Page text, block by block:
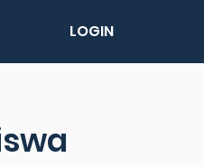
LOGIN